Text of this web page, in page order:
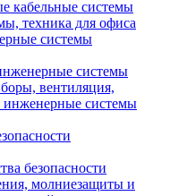
кабельные системы
техника для офиса
системы
системы
вентиляция,
инженерные системы
безопасности
молниезащиты и